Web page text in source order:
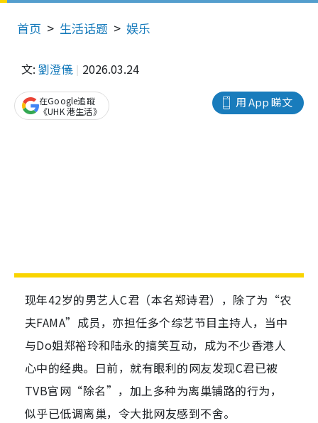
首页 生活话题 娱乐
文: 劉澄儀 2026.03.24
用 App 睇文
在Google追蹤
《UHK 港生活》
现年42岁的男艺人C君（本名郑诗君），除了为“农
夫FAMA”成员，亦担任多个综艺节目主持人，当中
与Do姐郑裕玲和陆永的搞笑互动，成为不少香港人
心中的经典。日前，就有眼利的网友发现C君已被
TVB官网“除名”，加上多种为离巢铺路的行为，
似乎已低调离巢，令大批网友感到不舍。